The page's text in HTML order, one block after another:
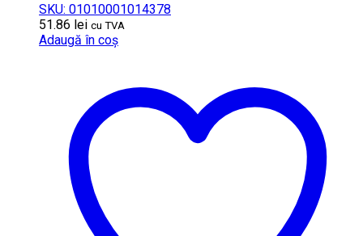
SKU: 01010001014378
51.86 lei cu TVA
Adaugă în coș